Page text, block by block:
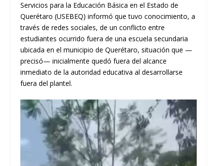
Servicios para la Educación Básica en el Estado de
Querétaro (USEBEQ) informó que tuvo conocimiento, a
través de redes sociales, de un conflicto entre
estudiantes ocurrido fuera de una escuela secundaria
ubicada en el municipio de Querétaro, situación que —
precisó— inicialmente quedó fuera del alcance
inmediato de la autoridad educativa al desarrollarse
fuera del plantel.
Reproductor
de